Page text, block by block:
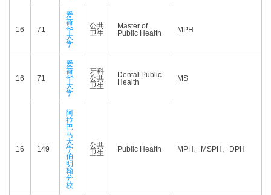
16 71
爱
荷
华
大
学
公共
卫生
Master of
Public Health
MPH
16 71
爱
荷
华
大
学
牙科
公共
卫生
Dental Public
Health
MS
16 149
阿
拉
巴
马
大
学
伯
明
翰
分
校
公共
卫生
Public Health MPH、MSPH、DPH